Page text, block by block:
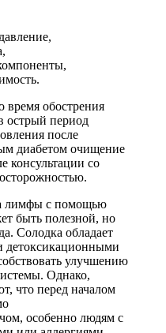
время обострения
острый период
после
диабетом очищение
консультации со
лимфы с помощью
быть полезной, но
Солодка обладает
детоксикационными
улучшению
Однако,
что перед началом
особенно людям с